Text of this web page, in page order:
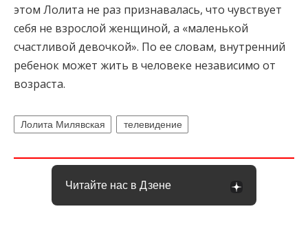
этом Лолита не раз признавалась, что чувствует
себя не взрослой женщиной, а «маленькой
счастливой девочкой». По ее словам, внутренний
ребенок может жить в человеке независимо от
возраста.
Лолита Милявская телевидение
Читайте нас в Дзене